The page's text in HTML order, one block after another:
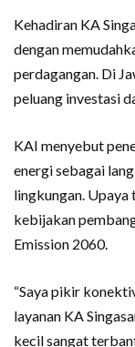
Kehadiran KA
dengan
perdagangan. Di
peluang investasi
KAI menyebut
energi sebagai
lingkungan. Upaya
kebijakan
Emission 2060.
“Saya pikir
layanan KA
kecil sangat